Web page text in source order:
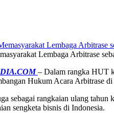
Lembaga Arbitrase
– Dalam rangka HUT
Hukum Acara Arbitrase di
sebagai rangkaian ulang
sengketa bisnis di Indonesia.